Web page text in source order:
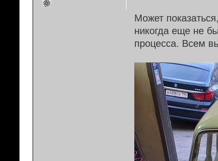
Может
никогда еще не
процесса. Всем